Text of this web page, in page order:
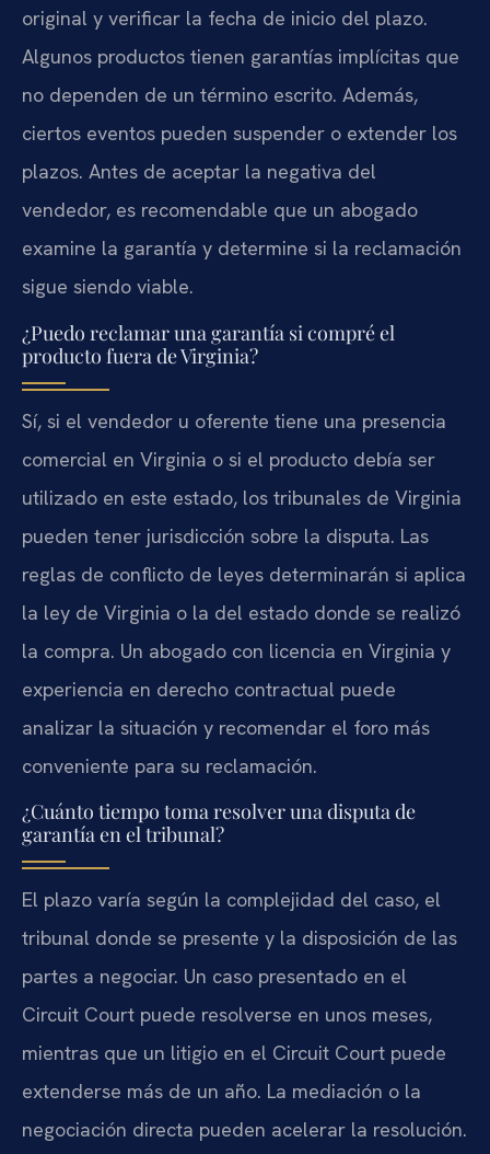
original y verificar la fecha de inicio del plazo.
Algunos productos tienen garantías implícitas que
no dependen de un término escrito. Además,
ciertos eventos pueden suspender o extender los
plazos. Antes de aceptar la negativa del
vendedor, es recomendable que un abogado
examine la garantía y determine si la reclamación
sigue siendo viable.
¿Puedo reclamar una garantía si compré el
producto fuera de Virginia?
Sí, si el vendedor u oferente tiene una presencia
comercial en Virginia o si el producto debía ser
utilizado en este estado, los tribunales de Virginia
pueden tener jurisdicción sobre la disputa. Las
reglas de conflicto de leyes determinarán si aplica
la ley de Virginia o la del estado donde se realizó
la compra. Un abogado con licencia en Virginia y
experiencia en derecho contractual puede
analizar la situación y recomendar el foro más
conveniente para su reclamación.
¿Cuánto tiempo toma resolver una disputa de
garantía en el tribunal?
El plazo varía según la complejidad del caso, el
tribunal donde se presente y la disposición de las
partes a negociar. Un caso presentado en el
Circuit Court puede resolverse en unos meses,
mientras que un litigio en el Circuit Court puede
extenderse más de un año. La mediación o la
negociación directa pueden acelerar la resolución.